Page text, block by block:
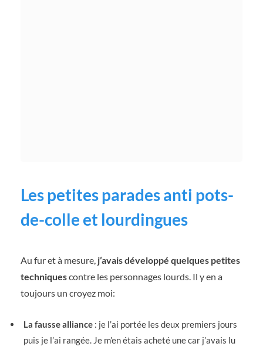
Les petites parades anti pots-
de-colle et lourdingues
Au fur et à mesure, j’avais développé quelques petites
techniquescontre les personnages lourds. Il y en a
toujours un croyez moi:
La fausse alliance : je l’ai portée les deux premiers jours
puis je l’ai rangée. Je m’en étais acheté une car j’avais lu